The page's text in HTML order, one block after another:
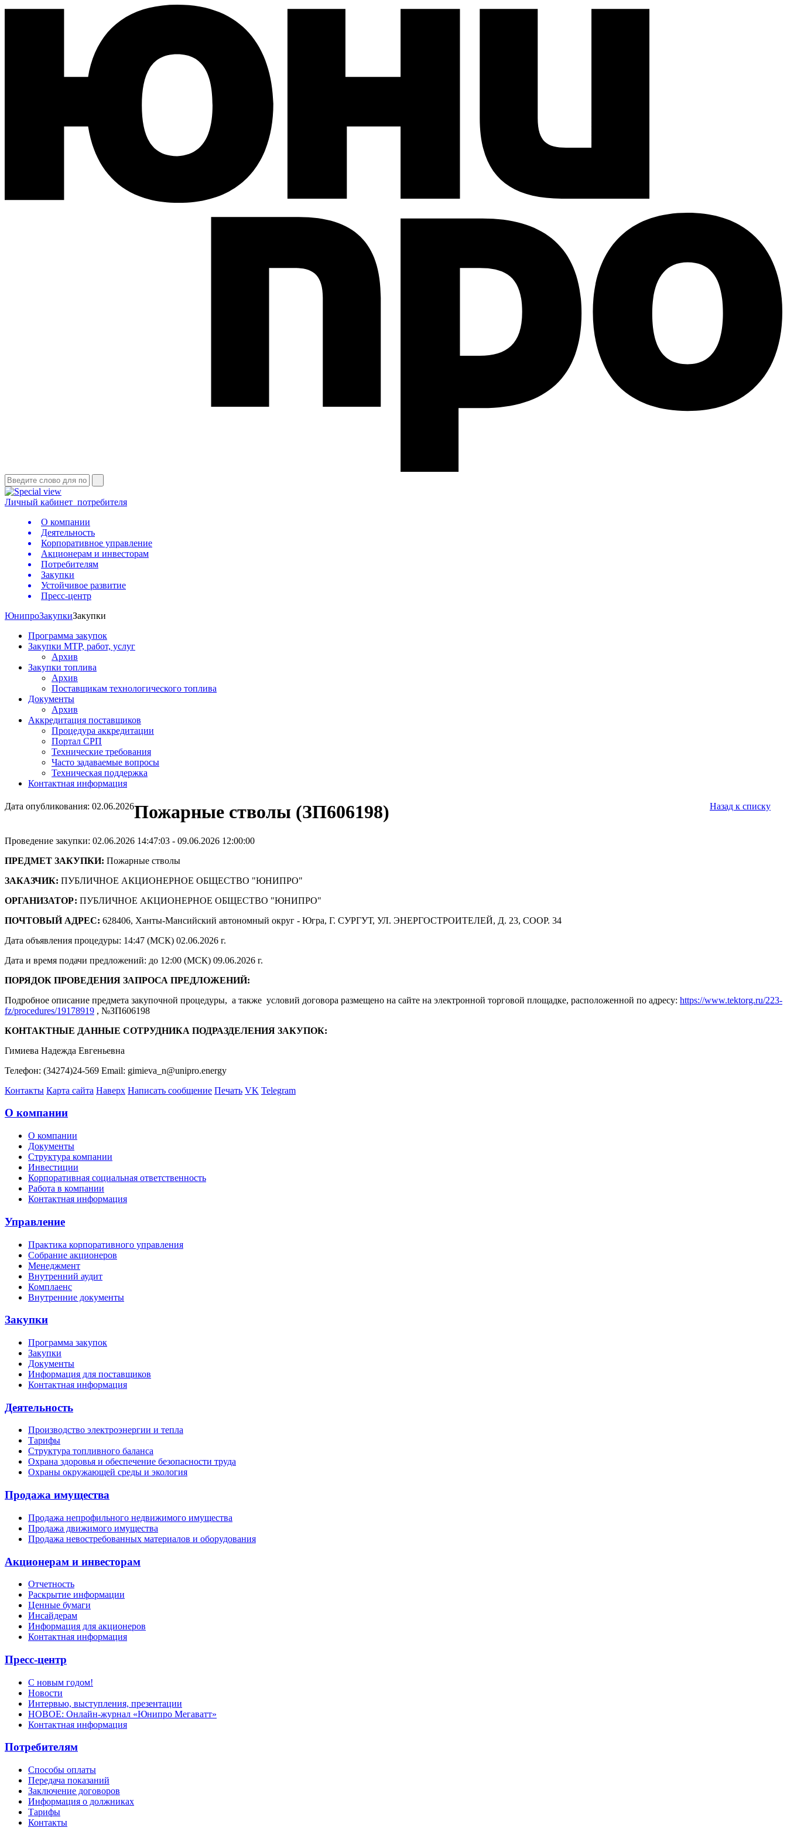
Личный кабинет потребителя
О компании
Деятельность
Корпоративное управление
Акционерам и инвесторам
Потребителям
Закупки
Устойчивое развитие
Пресс-центр
ЮнипроЗакупкиЗакупки
Программа закупок
Закупки МТР, работ, услуг
Архив
Закупки топлива
Архив
Поставщикам технологического топлива
Документы
Архив
Аккредитация поставщиков
Процедура аккредитации
Портал СРП
Технические требования
Часто задаваемые вопросы
Техническая поддержка
Контактная информация
Дата опубликования: 02.06.2026 Назад к списку
Пожарные стволы (ЗП606198)
Проведение закупки: 02.06.2026 14:47:03 - 09.06.2026 12:00:00
ПРЕДМЕТ ЗАКУПКИ: Пожарные стволы
ЗАКАЗЧИК: ПУБЛИЧНОЕ АКЦИОНЕРНОЕ ОБЩЕСТВО "ЮНИПРО"
ОРГАНИЗАТОР: ПУБЛИЧНОЕ АКЦИОНЕРНОЕ ОБЩЕСТВО "ЮНИПРО"
ПОЧТОВЫЙ АДРЕС: 628406, Ханты-Мансийский автономный округ - Югра, Г. СУРГУТ, УЛ. ЭНЕРГОСТРОИТЕЛЕЙ, Д. 23, СООР. 34
Дата объявления процедуры: 14:47 (МСК) 02.06.2026 г.
Дата и время подачи предложений: до 12:00 (МСК) 09.06.2026 г.
ПОРЯДОК ПРОВЕДЕНИЯ ЗАПРОСА ПРЕДЛОЖЕНИЙ:
Подробное описание предмета закупочной процедуры, а также условий договора размещено на сайте на электронной торговой площадке, расположенной по адресу: https://www.tektorg.ru/223-
fz/procedures/19178919 , №ЗП606198
КОНТАКТНЫЕ ДАННЫЕ СОТРУДНИКА ПОДРАЗДЕЛЕНИЯ ЗАКУПОК:
Гимиева Надежда Евгеньевна
Телефон: (34274)24-569 Email: gimieva_n@unipro.energy
Контакты Карта сайта Наверх Написать сообщение Печать VK Telegram
О компании
О компании
Документы
Структура компании
Инвестиции
Корпоративная социальная ответственность
Работа в компании
Контактная информация
Управление
Практика корпоративного управления
Собрание акционеров
Менеджмент
Внутренний аудит
Комплаенс
Внутренние документы
Закупки
Программа закупок
Закупки
Документы
Информация для поставщиков
Контактная информация
Деятельность
Производство электроэнергии и тепла
Тарифы
Структура топливного баланса
Охрана здоровья и обеспечение безопасности труда
Охраны окружающей среды и экология
Продажа имущества
Продажа непрофильного недвижимого имущества
Продажа движимого имущества
Продажа невостребованных материалов и оборудования
Акционерам и инвесторам
Отчетность
Раскрытие информации
Ценные бумаги
Инсайдерам
Информация для акционеров
Контактная информация
Пресс-центр
С новым годом!
Новости
Интервью, выступления, презентации
НОВОЕ: Онлайн-журнал «Юнипро Мегаватт»
Контактная информация
Потребителям
Способы оплаты
Передача показаний
Заключение договоров
Информация о должниках
Тарифы
Контакты